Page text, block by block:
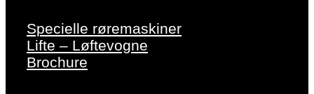
Specielle røremaskiner
Lifte – Løftevogne
Brochure